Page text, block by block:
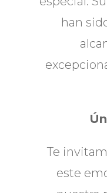
han
Te
este